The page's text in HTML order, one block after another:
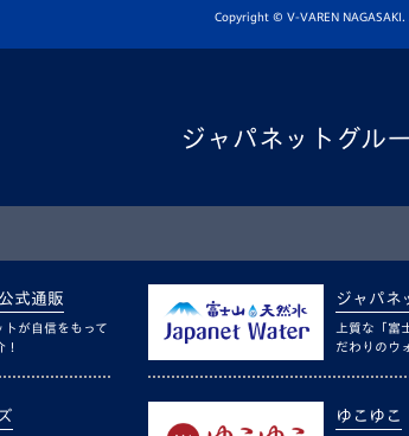
Copyright © V-VAREN NAGASAKI.
ジャパネットグル
式通販
トが自信をもって
ジャパネ
上質な「富
だわりのウ
ゆこゆこ